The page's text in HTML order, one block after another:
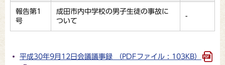
報告第1
号
成田市内中学校の男子生徒の事故に
ついて
-
平成30年9月12日会議議事録 （PDFファイル : 103KB）